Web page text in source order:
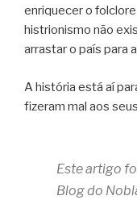
enriquecer o
histrionismo não
arrastar o país para
A história está aí
fizeram mal aos
Este artigo
Blog do